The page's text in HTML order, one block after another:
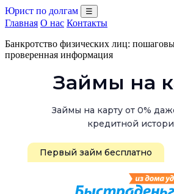
Юрист по долгам ☰
Главная О нас Контакты
Банкротство физических лиц:
проверенная информация
Займы на
Займы на карту от 0%
кредитной
Первый займ бесплатно